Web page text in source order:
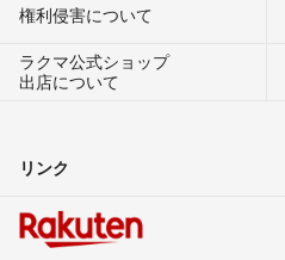
権利侵害について
ラクマ公式ショップ
出店について
リンク